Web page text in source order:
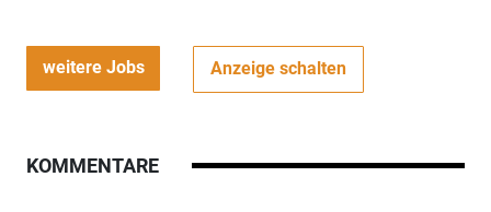
weitere Jobs Anzeige schalten
KOMMENTARE